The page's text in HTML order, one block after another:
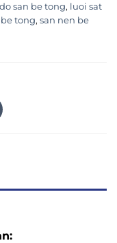
san be tong, luoi sat
tong, san nen be